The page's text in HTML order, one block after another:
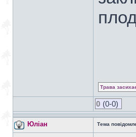
Трава
0 (0-0)
Юліан Тема